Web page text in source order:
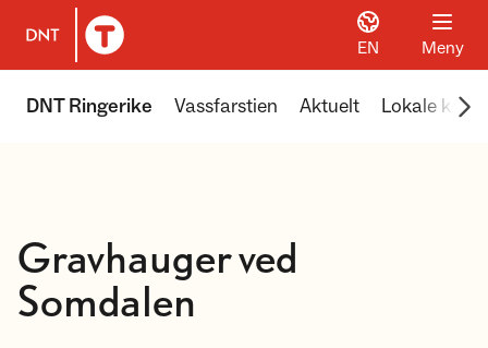
Til DNT.no forside
EN Meny
DNT Ringerike Vassfarstien Aktuelt Lokale koier
Gravhauger ved
Somdalen